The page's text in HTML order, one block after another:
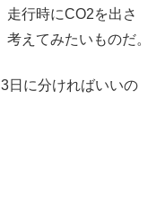
行時にCO2を出さ
えてみたいものだ。
日に分ければいいの